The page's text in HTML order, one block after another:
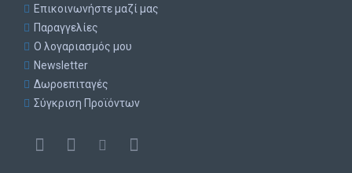
Επικοινωνήστε μαζί μας
Παραγγελίες
Ο λογαριασμός μου
Newsletter
Δωροεπιταγές
Σύγκριση Προϊόντων